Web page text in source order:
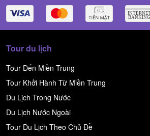
Tour du lịch
Tour Đến Miền Trung
Tour Khởi Hành Từ Miền Trung
Du Lịch Trong Nước
Du Lịch Nước Ngoài
Tour Du Lịch Theo Chủ Đề